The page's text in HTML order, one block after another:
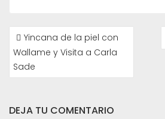
NAVEGACIÓN
DE
ENTRADAS
Yincana de la piel con
Wallame y Visita a Carla
Sade
DEJA TU COMENTARIO